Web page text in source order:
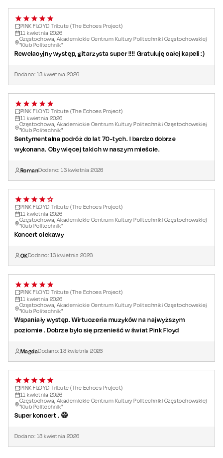
PINK FLOYD Tribute (The Echoes Project)
11 kwietnia 2026
Częstochowa, Akademickie Centrum Kultury Politechniki Częstochowskiej
"Klub Politechnik"
Rewelacyjny występ, gitarzysta super !!!! Gratuluję całej kapeli :)
Dodano: 13 kwietnia 2026
PINK FLOYD Tribute (The Echoes Project)
11 kwietnia 2026
Częstochowa, Akademickie Centrum Kultury Politechniki Częstochowskiej
"Klub Politechnik"
Sentymentalna podróż do lat 70-tych. I bardzo dobrze
wykonana. Oby więcej takich w naszym mieście.
RomanDodano:13 kwietnia 2026
PINK FLOYD Tribute (The Echoes Project)
11 kwietnia 2026
Częstochowa, Akademickie Centrum Kultury Politechniki Częstochowskiej
"Klub Politechnik"
Koncert ciekawy
OKDodano: 13 kwietnia 2026
PINK FLOYD Tribute (The Echoes Project)
11 kwietnia 2026
Częstochowa, Akademickie Centrum Kultury Politechniki Częstochowskiej
"Klub Politechnik"
Wspaniały występ. Wirtuozeria muzyków na najwyższym
poziomie . Dobrze było się przenieść w świat Pink Floyd
MagdaDodano:13 kwietnia 2026
PINK FLOYD Tribute (The Echoes Project)
11 kwietnia 2026
Częstochowa, Akademickie Centrum Kultury Politechniki Częstochowskiej
"Klub Politechnik"
Super koncert . 😄
Dodano: 13 kwietnia 2026